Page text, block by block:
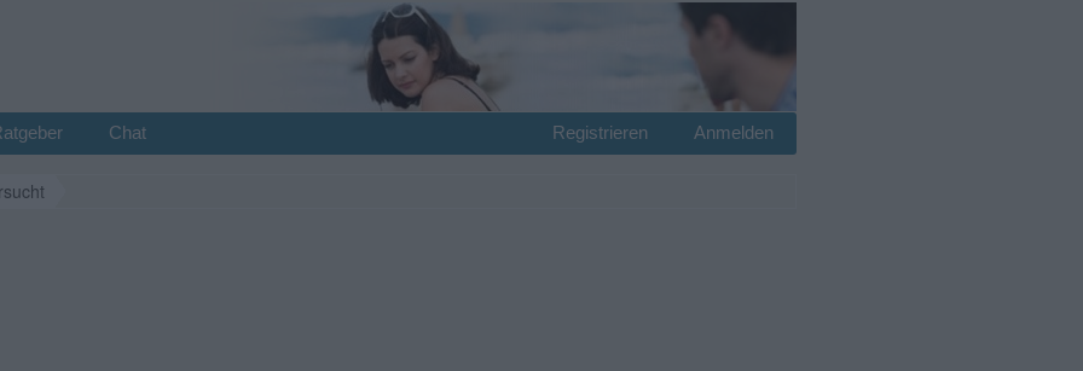
Chat Anmelden
Registrieren